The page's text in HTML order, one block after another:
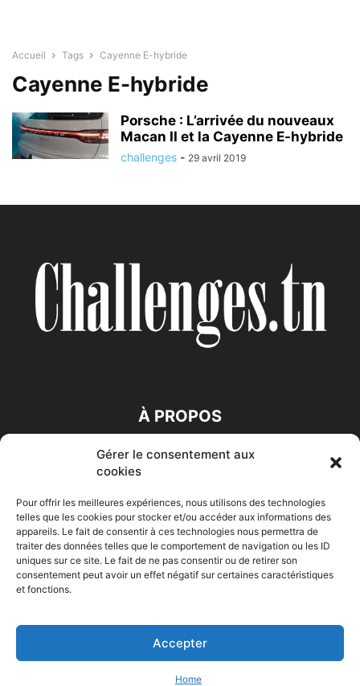
Gérer le consentement aux
cookies
Pour offrir les meilleures expériences, nous utilisons des technologies
telles que les cookies pour stocker et/ou accéder aux informations des
appareils. Le fait de consentir à ces technologies nous permettra de
traiter des données telles que le comportement de navigation ou les ID
uniques sur ce site. Le fait de ne pas consentir ou de retirer son
consentement peut avoir un effet négatif sur certaines caractéristiques
et fonctions.
Accepter
Home
Accueil Tags Cayenne E-hybride
Cayenne E-hybride
Porsche : L’arrivée du nouveaux
Macan II et la Cayenne E-hybride
challenges - 29 avril 2019
À PROPOS
SUIVEZ NOUS
Accueil Economie Entreprises Entrepreneur Afrique
HIGH-TECH Auto-Moto
© Challenges.tn By AAKOM.DIGITAL